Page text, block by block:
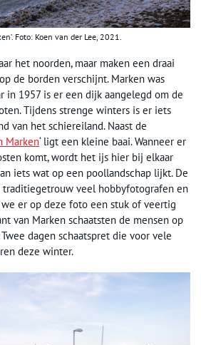
Foto: Koen van der Lee, 2021.
het noorden, maar maken een draai
op de borden verschijnt. Marken was
in 1957 is er een dijk aangelegd om de
Tijdens strenge winters is er iets
van het schiereiland. Naast de
Marken‘ ligt een kleine baai. Wanneer er
komt, wordt het ijs hier bij elkaar
iets wat op een poollandschap lijkt. De
traditiegetrouw veel hobbyfotografen en
we er op deze foto een stuk of veertig
van Marken schaatsten de mensen op
dagen schaatspret die voor vele
deze winter.